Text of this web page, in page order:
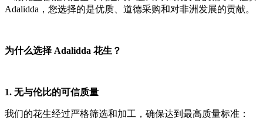
Adalidda，您选择的是优质、道德采购和对非洲发展的贡献。
为什么选择 Adalidda 花生？
1. 无与伦比的可信质量
我们的花生经过严格筛选和加工，确保达到最高质量标准：